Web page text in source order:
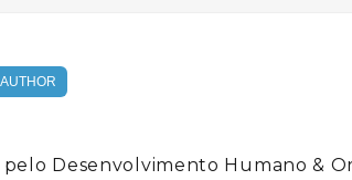
AUTHOR
Desenvolvimento Humano &